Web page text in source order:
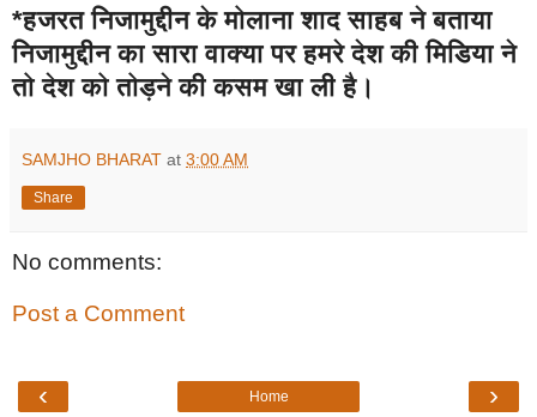
*हजरत निजामुद्दीन के मोलाना शाद साहब ने बताया
निजामुद्दीन का सारा वाक्या पर हमरे देश की मिडिया ने
तो देश को तोड़ने की कसम खा ली है।
SAMJHO BHARAT at 3:00 AM
Share
No comments:
Post a Comment
‹ ›
Home